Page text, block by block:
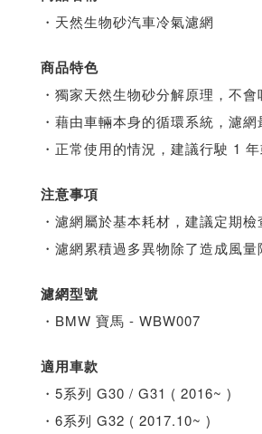
・天然生物砂汽車冷氣濾網
商品特色
・獨家天然生物砂分解原理，不
・藉由車輛本身的循環系統，濾
・正常使用的情況，建議行駛 1
注意事項
・濾網屬於基本耗材，建議定期檢
・濾網累積過多異物除了造成風
濾網型號
・BMW 寶馬 - WBW007
適用車款
・5系列 G30 / G31 ( 2016~ )
・6系列 G32 ( 2017.10~ )